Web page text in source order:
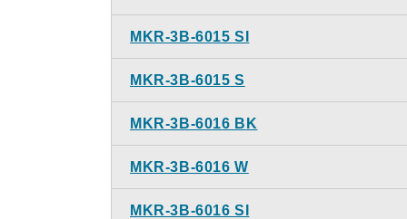
MKR-3B-6015 SI
MKR-3B-6015 S
MKR-3B-6016 BK
MKR-3B-6016 W
MKR-3B-6016 SI